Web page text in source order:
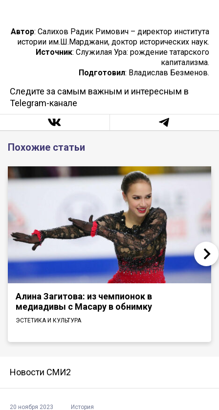
Автор: Салихов Радик Римович – директор института
истории им.Ш.Марджани, доктор исторических наук.
Источник: Служилая Ура: рождение татарского
капитализма.
Подготовил: Владислав Безменов.
Следите за самым важным и интересным в
Telegram-канале
Похожие статьи
Алина Загитова: из чемпионок в
медиадивы с Масару в обнимку
ЭСТЕТИКА И КУЛЬТУРА
Новости СМИ2
20 ноября 2023 История